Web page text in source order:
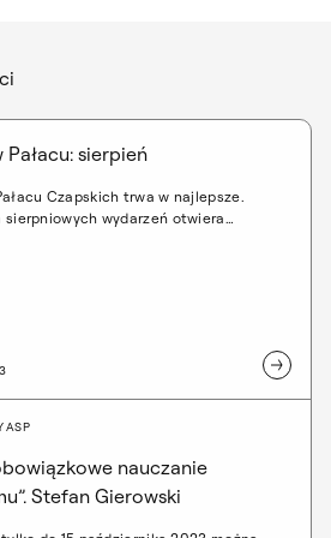
Pałacu: sierpień
Czapskich trwa w najlepsze.
sierpniowych wydarzeń otwiera
ASP
nauczanie
Stefan Gierowski